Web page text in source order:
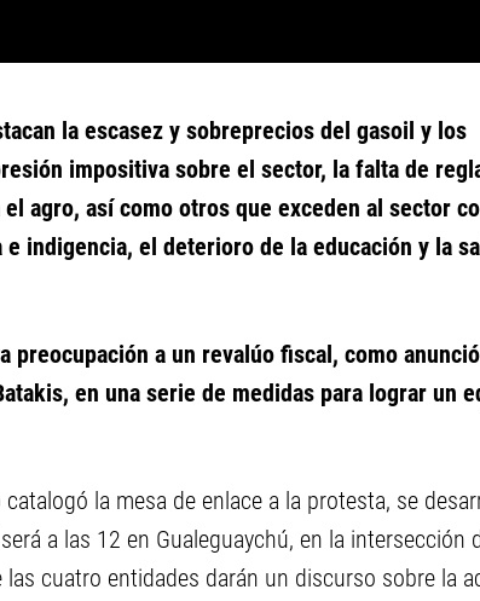
la escasez y sobreprecios del gasoil y los
impositiva sobre el sector, la falta de
agro, así como otros que exceden al sector
indigencia, el deterioro de la educación y la
preocupación a un revalúo fiscal, como
en una serie de medidas para lograr un
la mesa de enlace a la protesta, se
a las 12 en Gualeguaychú, en la intersección
cuatro entidades darán un discurso sobre la